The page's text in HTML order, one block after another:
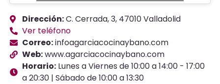
Dirección:C. Cerrada, 3, 47010 Valladolid
Ver teléfono
Correo:infoagarciacocinaybano.com
Web:www.agarciacocinaybano.com
Horario: Lunes a Viernes de 10:00 a 14:00 - 17:00
a 20:30 | Sábado de 10:00 a 13:30